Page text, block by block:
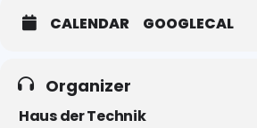
CALENDAR GOOGLECAL
Organizer
Haus der Technik